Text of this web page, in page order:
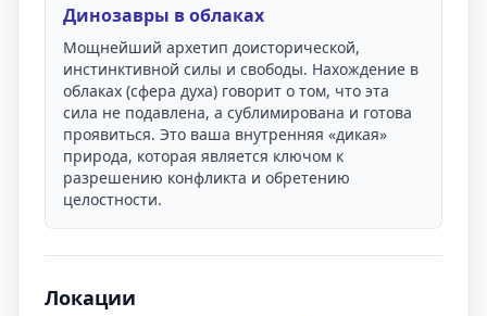
Динозавры в облаках
Мощнейший архетип доисторической,
инстинктивной силы и свободы. Нахождение в
облаках (сфера духа) говорит о том, что эта
сила не подавлена, а сублимирована и готова
проявиться. Это ваша внутренняя «дикая»
природа, которая является ключом к
разрешению конфликта и обретению
целостности.
Локации